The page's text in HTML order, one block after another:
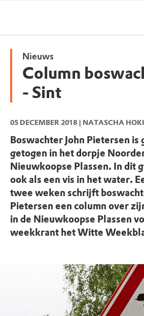
Nieuws
Column
- Sint
05 DECEMBER 2018 | NATASCHA
Boswachter John Pietersen is
getogen in het dorpje
Nieuwkoopse Plassen. In dit
ook als een vis in het water.
twee weken schrijft
Pietersen een column over
in de Nieuwkoopse Plassen
weekkrant het Witte